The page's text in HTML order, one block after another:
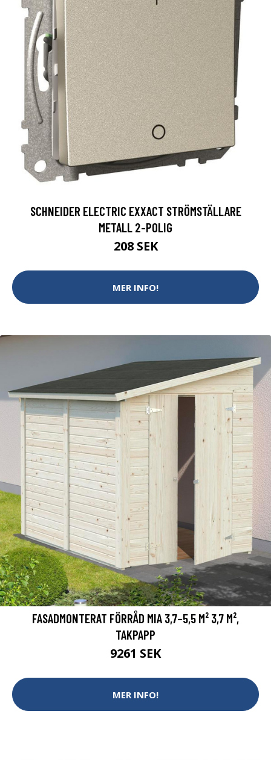
SCHNEIDER ELECTRIC EXXACT STRÖMSTÄLLARE
METALL 2-POLIG
208 SEK
MER INFO!
FASADMONTERAT FÖRRÅD MIA 3,7–5,5 M² 3,7 M²,
TAKPAPP
9261 SEK
MER INFO!